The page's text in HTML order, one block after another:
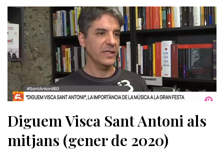
Diguem Visca Sant Antoni als
mitjans (gener de 2020)